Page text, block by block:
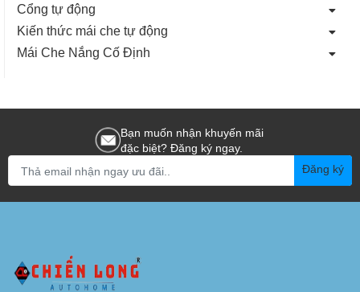
Cổng tự động
Kiến thức mái che tự động
Mái Che Nắng Cố Định
Bạn muốn nhận khuyến mãi
đặc biệt? Đăng ký ngay.
Đăng ký